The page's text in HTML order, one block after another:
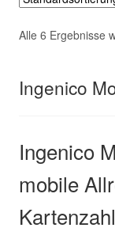
Alle 6 Ergebnisse
Ingenico
Ingenico
mobile